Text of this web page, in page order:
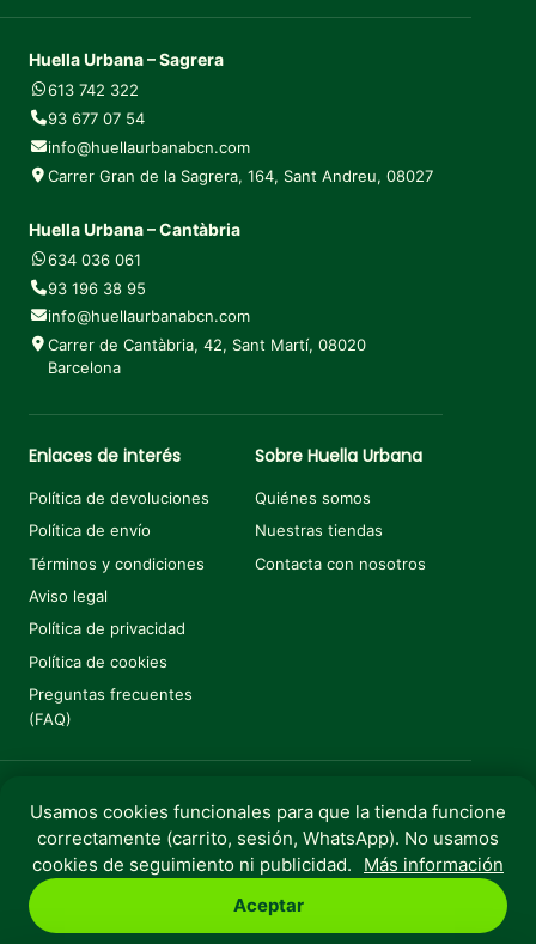
Huella Urbana – Sagrera
613 742 322
93 677 07 54
info@huellaurbanabcn.com
Carrer Gran de la Sagrera, 164, Sant Andreu, 08027
Huella Urbana – Cantàbria
634 036 061
93 196 38 95
info@huellaurbanabcn.com
Carrer de Cantàbria, 42, Sant Martí, 08020
Barcelona
Enlaces de interés
Política de devoluciones
Política de envío
Términos y condiciones
Aviso legal
Política de privacidad
Política de cookies
Preguntas frecuentes
(FAQ)
Sobre Huella Urbana
Quiénes somos
Nuestras tiendas
Contacta con nosotros
Copyright © 2025 Huella Urbana. Todos los derechos
reservados.
Perro PecesRebajas
Usamos cookies funcionales para que la tienda funcione
correctamente (carrito, sesión, WhatsApp). No usamos
cookies de seguimiento ni publicidad.
Más información
Aceptar
€31,50
El precio original era: €31,50.
€25,20El precio actual es: €25,20.
Añadir al carrito